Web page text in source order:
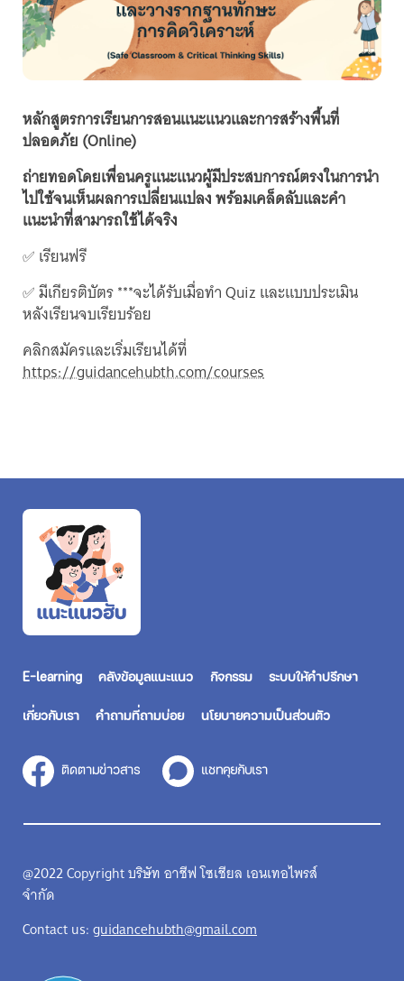
หลักสูตรการเรียนการสอนแนะแนวและการสร้างพื้นที่
ปลอดภัย (Online)
ถ่ายทอดโดยเพื่อนครูแนะแนวผู้มีประสบการณ์ตรงในการนำ
ไปใช้จนเห็นผลการเปลี่ยนแปลง พร้อมเคล็ดลับและคำ
แนะนำที่สามารถใช้ได้จริง
✅ เรียนฟรี
✅ มีเกียรติบัตร ***จะได้รับเมื่อทำ Quiz และแบบประเมิน
หลังเรียนจบเรียบร้อย
คลิกสมัครและเริ่มเรียนได้ที่
https://guidancehubth.com/courses
E-learning คลังข้อมูลแนะแนว กิจกรรม ระบบให้คำปรึกษา
เกี่ยวกับเรา คำถามที่ถามบ่อย นโยบายความเป็นส่วนตัว
ติดตามข่าวสาร แชทคุยกับเรา
@2022 Copyright บริษัท อาชีฟ โซเชียล เอนเทอไพรส์
จำกัด
Contact us:guidancehubth@gmail.com